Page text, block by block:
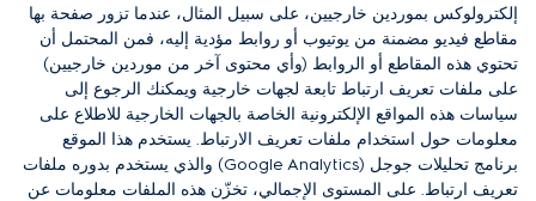
إلكترولوكس بموردين خارجيين، على سبيل المثال، عندما تزور صفحة بها
مقاطع فيديو مضمنة من يوتيوب أو روابط مؤدية إليه، فمن المحتمل أن
تحتوي هذه المقاطع أو الروابط (وأي محتوى آخر من موردين خارجيين)
على ملفات تعريف ارتباط تابعة لجهات خارجية ويمكنك الرجوع إلى
سياسات هذه المواقع الإلكترونية الخاصة بالجهات الخارجية للاطلاع على
معلومات حول استخدام ملفات تعريف الارتباط. يستخدم هذا الموقع
برنامج تحليلات جوجل (Google Analytics) والذي يستخدم بدوره ملفات
تعريف ارتباط. على المستوى الإجمالي، تخزّن هذه الملفات معلومات عن